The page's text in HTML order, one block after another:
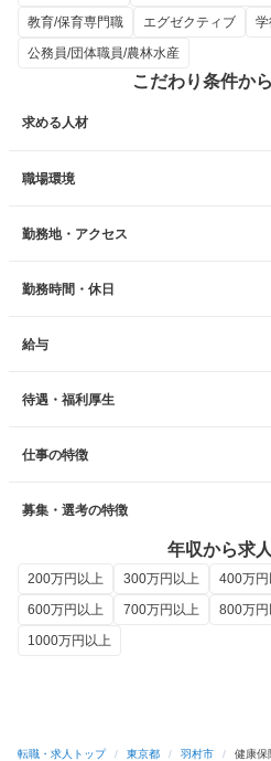
教育/保育専門職
エグゼクティブ
公務員/団体職員/農林水産
こだわり条件か
求める人材
職場環境
勤務地・アクセス
勤務時間・休日
給与
待遇・福利厚生
仕事の特徴
募集・選考の特徴
年収から求
200万円以上 300万円以上 400万
600万円以上
700万円以上 800万
1000万円以上
転職・求人トップ / 東京都 / 羽村市 / 健康保